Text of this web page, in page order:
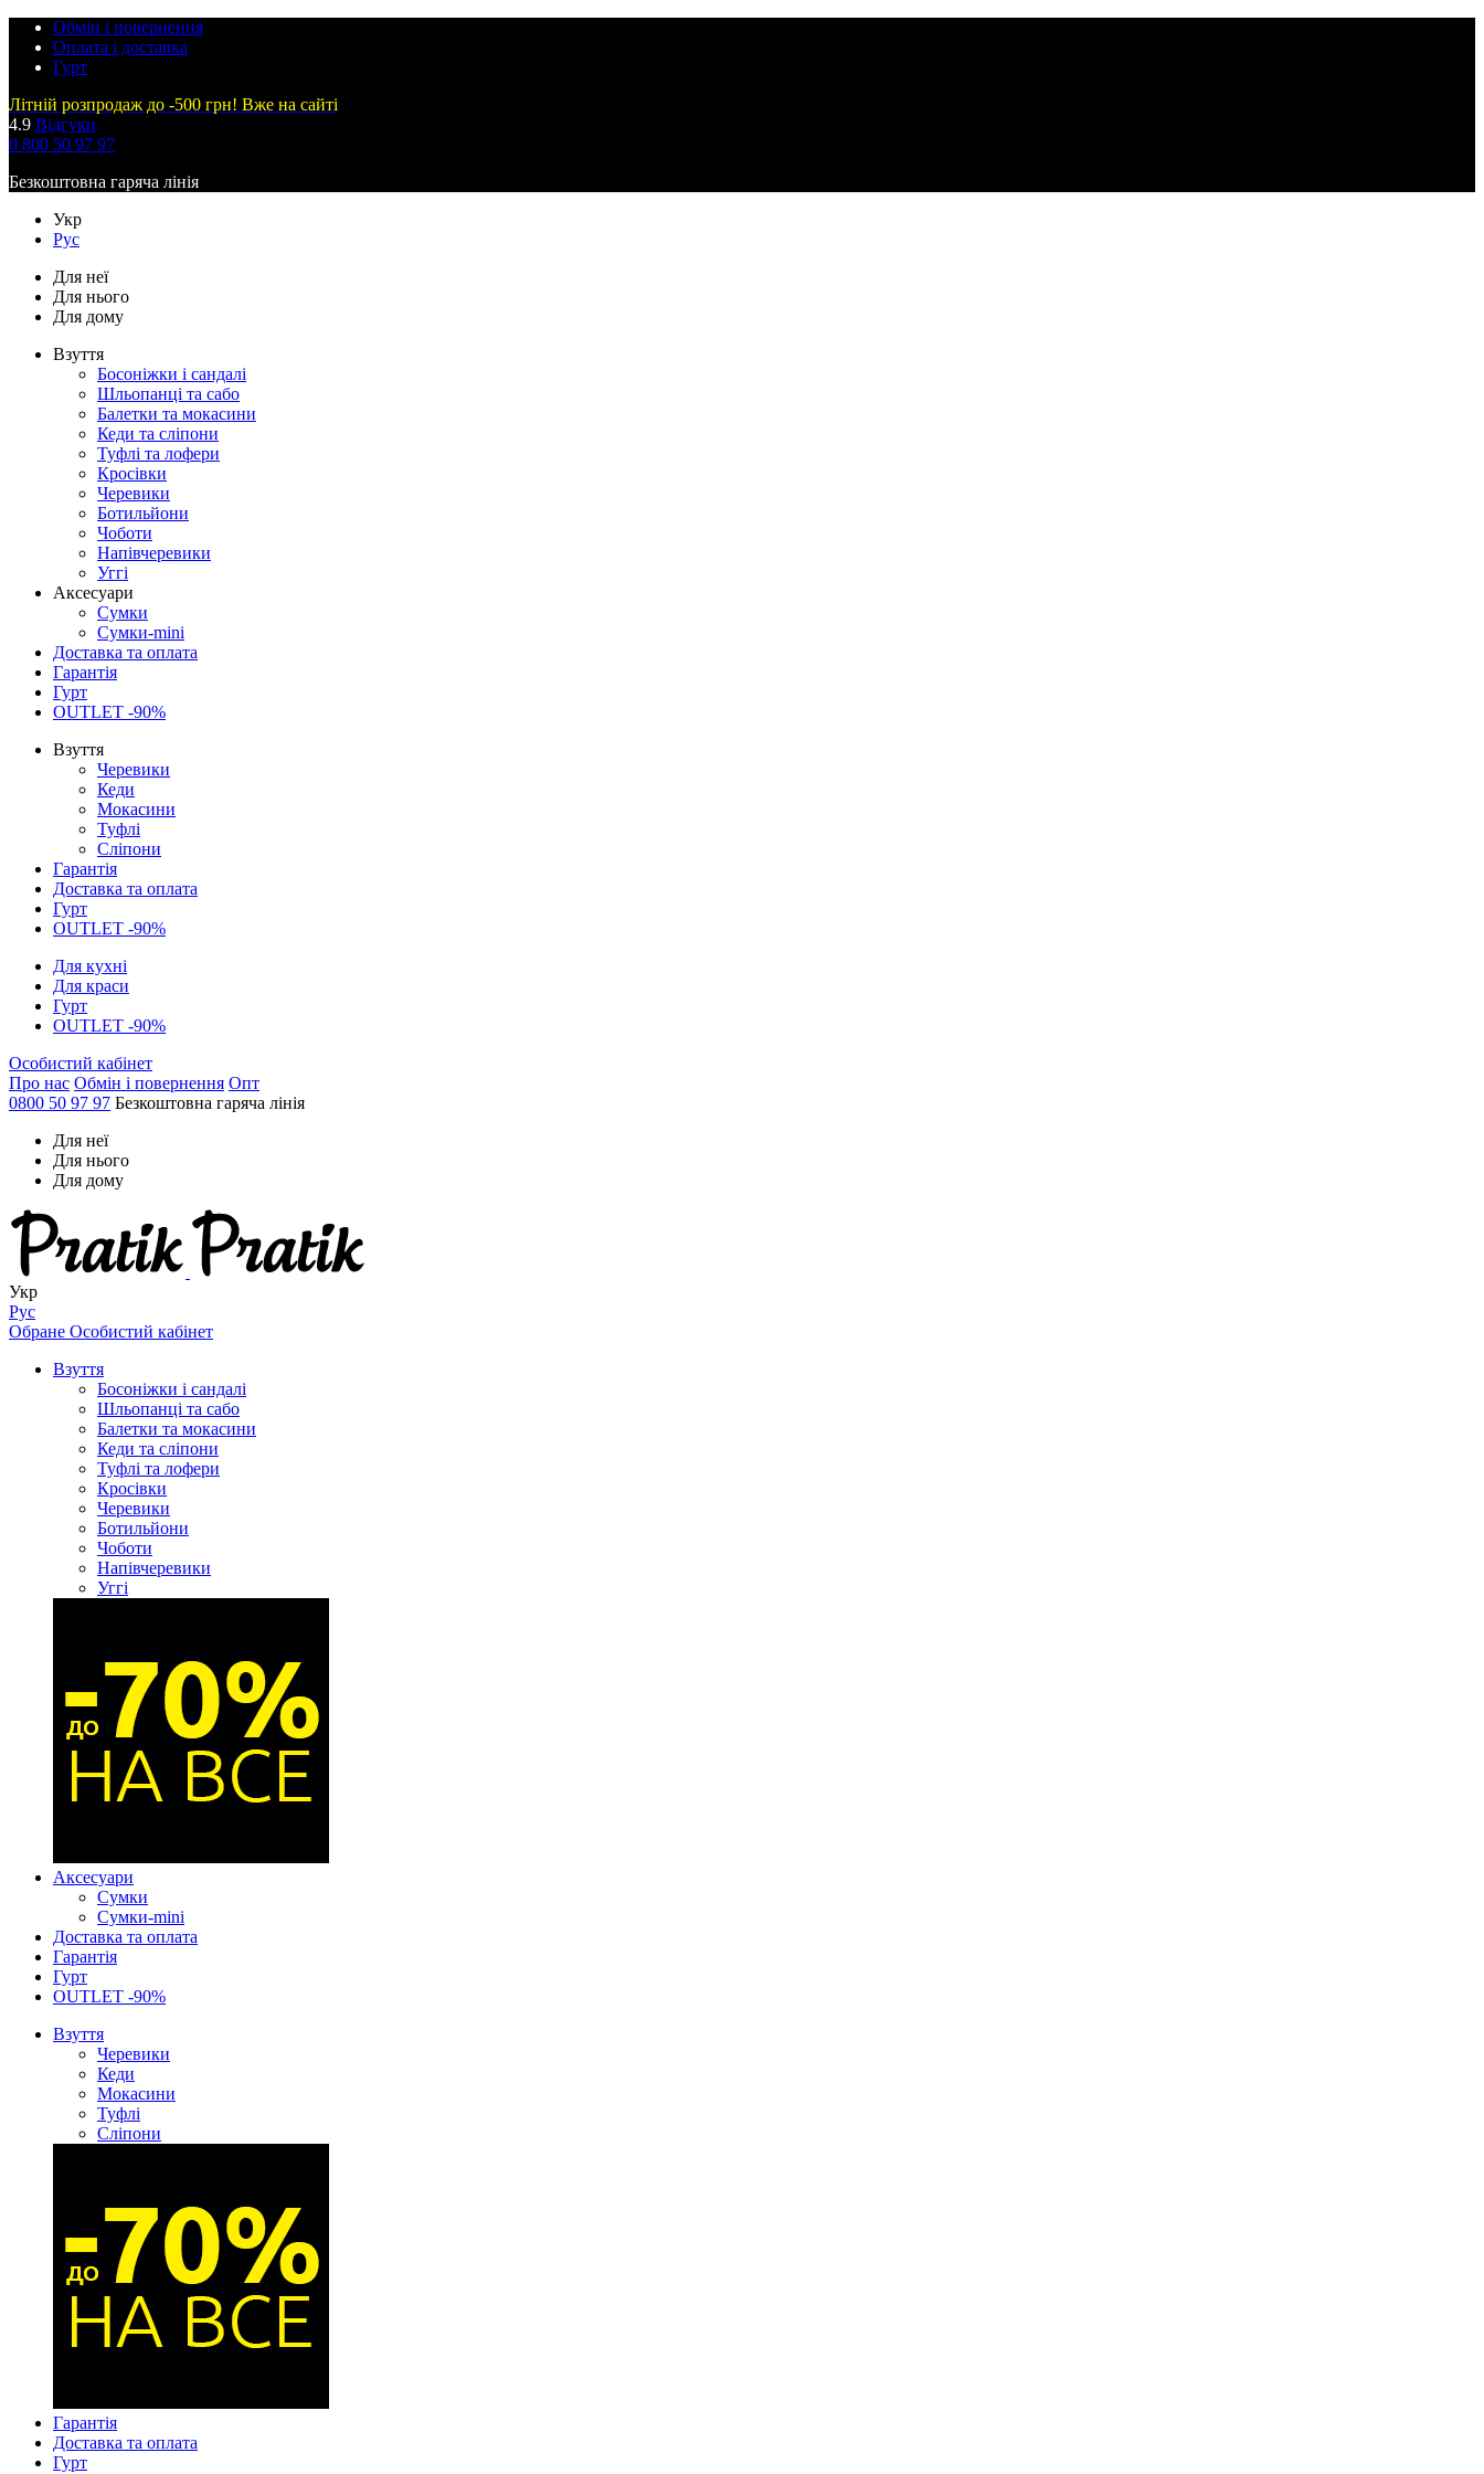
Обмін і повернення
Оплата і доставка
Гурт
Літній розпродаж до -500 грн! Вже на сайті
4.9 Відгуки
0 800 50 97 97
Безкоштовна гаряча лінія
Укр
Рус
Для неї
Для нього
Для дому
Взуття
Босоніжки і сандалі
Шльопанці та сабо
Балетки та мокасини
Кеди та сліпони
Туфлі та лофери
Кросівки
Черевики
Ботильйони
Чоботи
Напівчеревики
Уггі
Аксесуари
Сумки
Сумки-mini
Доставка та оплата
Гарантія
Гурт
OUTLET -90%
Взуття
Черевики
Кеди
Мокасини
Туфлі
Сліпони
Гарантія
Доставка та оплата
Гурт
OUTLET -90%
Для кухні
Для краси
Гурт
OUTLET -90%
Особистий кабінет
Про нас Обмін і повернення Опт
0800 50 97 97 Безкоштовна гаряча лінія
Для неї
Для нього
Для дому
Укр
Рус
Обране Особистий кабінет
Взуття
Босоніжки і сандалі
Шльопанці та сабо
Балетки та мокасини
Кеди та сліпони
Туфлі та лофери
Кросівки
Черевики
Ботильйони
Чоботи
Напівчеревики
Уггі
Аксесуари
Сумки
Сумки-mini
Доставка та оплата
Гарантія
Гурт
OUTLET -90%
Взуття
Черевики
Кеди
Мокасини
Туфлі
Сліпони
Гарантія
Доставка та оплата
Гурт